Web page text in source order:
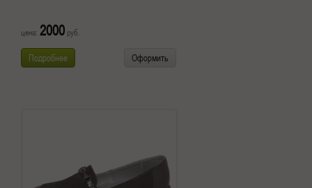
цена: 2000 руб.
Подробнее Оформить